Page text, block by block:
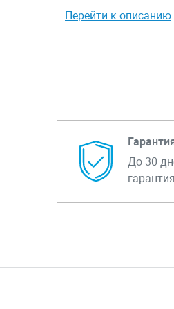
Перейти к описанию
До 30
гарантия